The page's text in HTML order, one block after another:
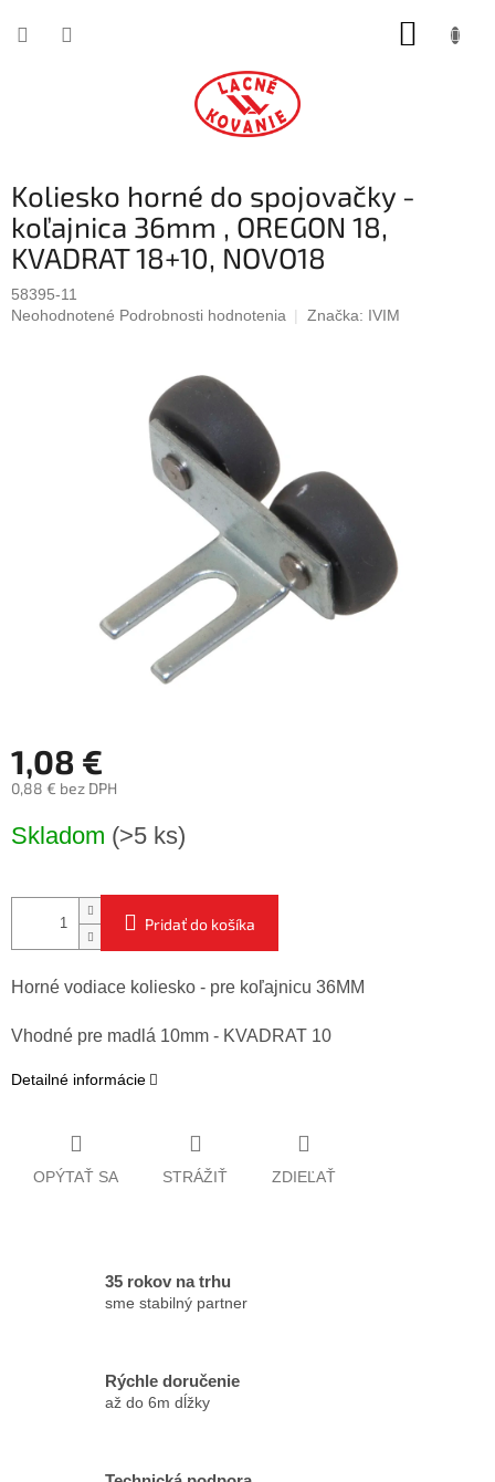
Koliesko horné do spojovačky -
koľajnica 36mm , OREGON 18,
KVADRAT 18+10, NOVO18
58395-11
Priemerné
Neohodnotené Podrobnosti hodnotenia Značka: IVIM
1,08 €
0,88 € bez DPH
cena:
Skladom (>5 ks)
Pridať do košíka
Horné vodiace koliesko - pre koľajnicu 36MM
Vhodné pre madlá 10mm - KVADRAT 10
Detailné informácie
OPÝTAŤ SA STRÁŽIŤ ZDIEĽAŤ
35 rokov na trhu
sme stabilný partner
Rýchle doručenie
až do 6m dĺžky